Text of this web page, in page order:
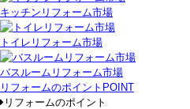
キッチンリフォーム市場
トイレリフォーム市場
バスルームリフォーム市場
リフォームのポイント POINT
リフォームのポイント